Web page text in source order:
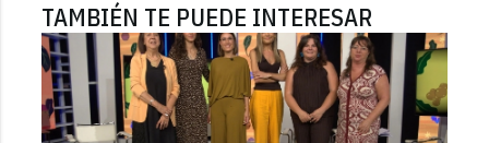
TAMBIÉN TE PUEDE INTERESAR